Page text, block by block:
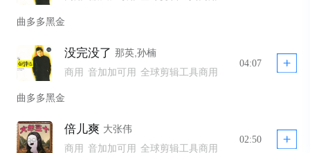
曲多多黑金
没完没了 那英,孙楠
商用 音加加可用 全球剪辑工具商用
04:07
曲多多黑金
倍儿爽 大张伟
商用 音加加可用 全球剪辑工具商用
02:50